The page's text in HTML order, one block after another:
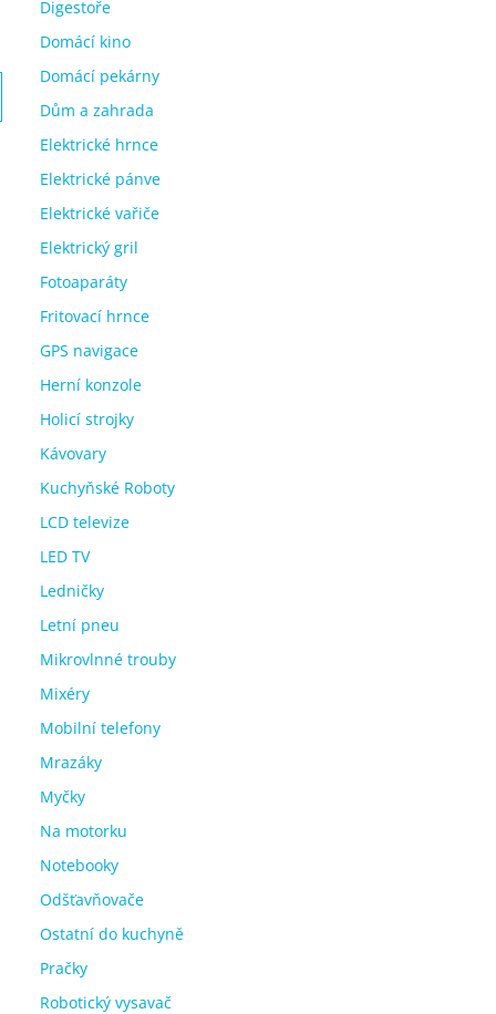
Digestoře
Domácí kino
Domácí pekárny
Dům a zahrada
Elektrické hrnce
Elektrické pánve
Elektrické vařiče
Elektrický gril
Fotoaparáty
Fritovací hrnce
GPS navigace
Herní konzole
Holicí strojky
Kávovary
Kuchyňské Roboty
LCD televize
LED TV
Ledničky
Letní pneu
Mikrovlnné trouby
Mixéry
Mobilní telefony
Mrazáky
Myčky
Na motorku
Notebooky
Odšťavňovače
Ostatní do kuchyně
Pračky
Robotický vysavač